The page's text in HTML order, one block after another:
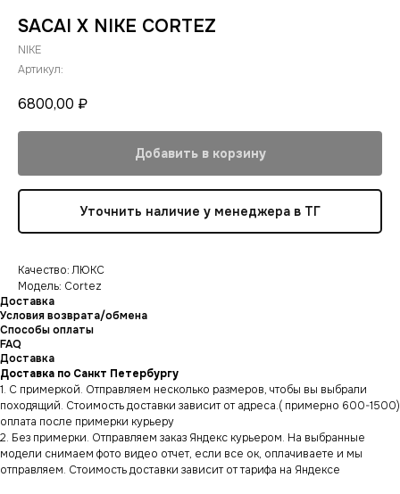
SACAI X NIKE CORTEZ
NIKE
Артикул:
6800,00 ₽
Добавить в корзину
Уточнить наличие у менеджера в ТГ
Качество: ЛЮКС
Модель: Cortez
Доставка
Условия возврата/обмена
Способы оплаты
FAQ
Доставка
Доставка по Санкт Петербургу
1. С примеркой. Отправляем несколько размеров, чтобы вы выбрали
походящий. Стоимость доставки зависит от адреса.( примерно 600-1500)
оплата после примерки курьеру
2. Без примерки. Отправляем заказ Яндекс курьером. На выбранные
модели снимаем фото видео отчет, если все ок, оплачиваете и мы
отправляем. Стоимость доставки зависит от тарифа на Яндексе